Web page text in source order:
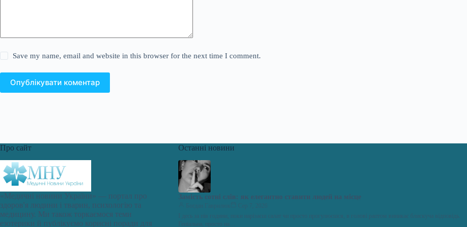
Save my name, email and website in this browser for the next time I comment.
Опублікувати коментар
Про сайт
«Медичні новини України» — портал про
здоров'я людини і тварин, психологію та
медицину. Ми також торкаємося теми
езотерики й публікуємо корисні поради для
Останні новини
Замість сотні слів: як елегантно ставити людей на місце